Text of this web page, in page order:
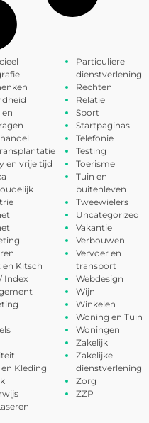
en
en vrije tijd
en Kitsch
Index
Kleding
Particuliere
dienstverlening
Rechten
Relatie
Sport
Startpaginas
Telefonie
Testing
Toerisme
Tuin en
buitenleven
Tweewielers
Uncategorized
Vakantie
Verbouwen
Vervoer en
transport
Webdesign
Wijn
Winkelen
Woning en Tuin
Woningen
Zakelijk
Zakelijke
dienstverlening
Zorg
ZZP